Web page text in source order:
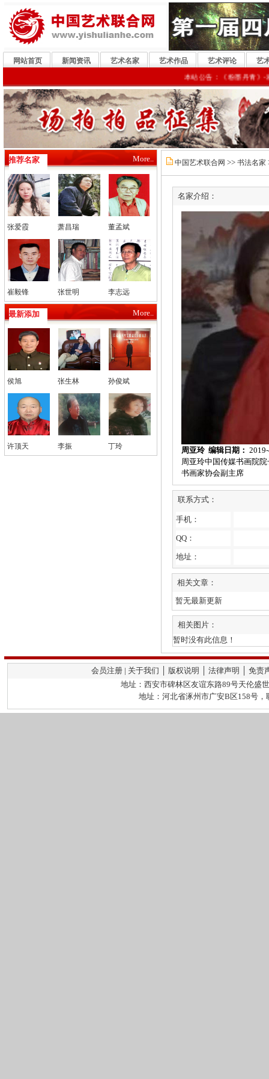
网站首页 新闻资讯 艺术名家 艺术作品 艺术评论
艺
本站公告：《粉墨丹青》-
推荐名家 More..
张爱霞 萧昌瑞 董孟斌
崔毅锋 张世明 李志远
最新添加 More..
侯旭 张生林 孙俊斌
许顶天 李振 丁玲
中国艺术联合网 >> 书法名家
名家介绍：
周亚玲 编辑日期：
周亚玲中国传媒书画院
书画家协会副主席
联系方式：
手机：
QQ：
地址：
相关文章：
暂无最新更新
相关图片：
暂时没有此信息！
会员注册 | 关于我们 │ 版权说明 │ 法律声明 │ 免
地址：西安市碑林区友谊东路89号天伦盛
地址：河北省涿州市广安B区158号